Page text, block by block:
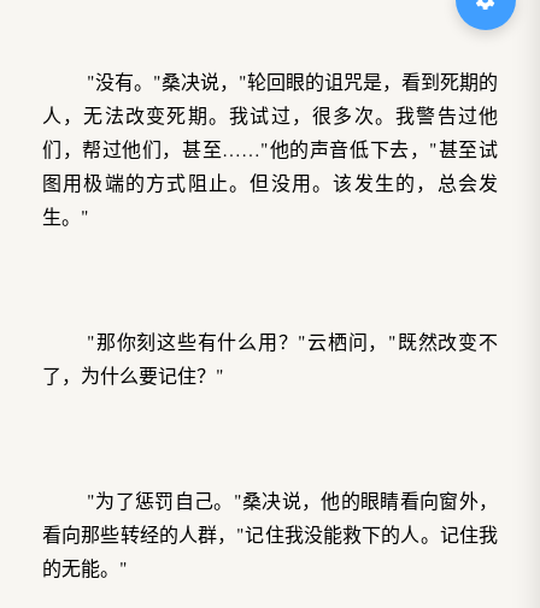
"没有。"桑决说，"轮回眼的诅咒是，看到死期的
人，无法改变死期。我试过，很多次。我警告过他
们，帮过他们，甚至……"他的声音低下去，"甚至试
图用极端的方式阻止。但没用。该发生的，总会发
生。"
"那你刻这些有什么用？"云栖问，"既然改变不
了，为什么要记住？"
"为了惩罚自己。"桑决说，他的眼睛看向窗外，
看向那些转经的人群，"记住我没能救下的人。记住我
的无能。"